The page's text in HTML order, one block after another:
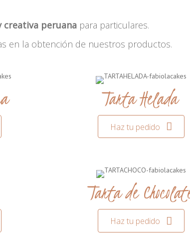
creativa peruana para particulares.
en la obtención de nuestros productos.
Tarta Helada
Haz tu pedido
Tarta de
Haz tu pedido